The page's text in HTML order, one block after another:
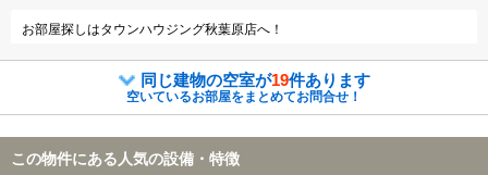
お部屋探しはタウンハウジング秋葉原店へ！
同じ建物の空室が19件あります
空いているお部屋をまとめてお問合せ！
この物件にある人気の設備・特徴